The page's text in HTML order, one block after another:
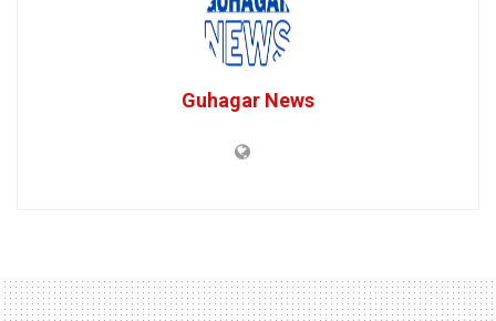
Guhagar News